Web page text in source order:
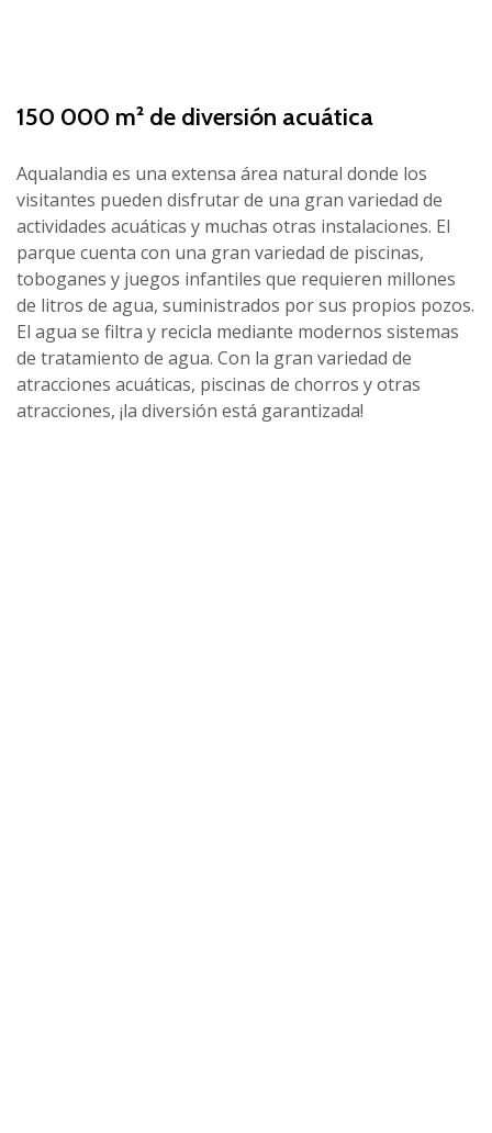
150 000 m² de diversión acuática
Aqualandia es una extensa área natural donde los
visitantes pueden disfrutar de una gran variedad de
actividades acuáticas y muchas otras instalaciones. El
parque cuenta con una gran variedad de piscinas,
toboganes y juegos infantiles que requieren millones
de litros de agua, suministrados por sus propios pozos.
El agua se filtra y recicla mediante modernos sistemas
de tratamiento de agua. Con la gran variedad de
atracciones acuáticas, piscinas de chorros y otras
atracciones, ¡la diversión está garantizada!